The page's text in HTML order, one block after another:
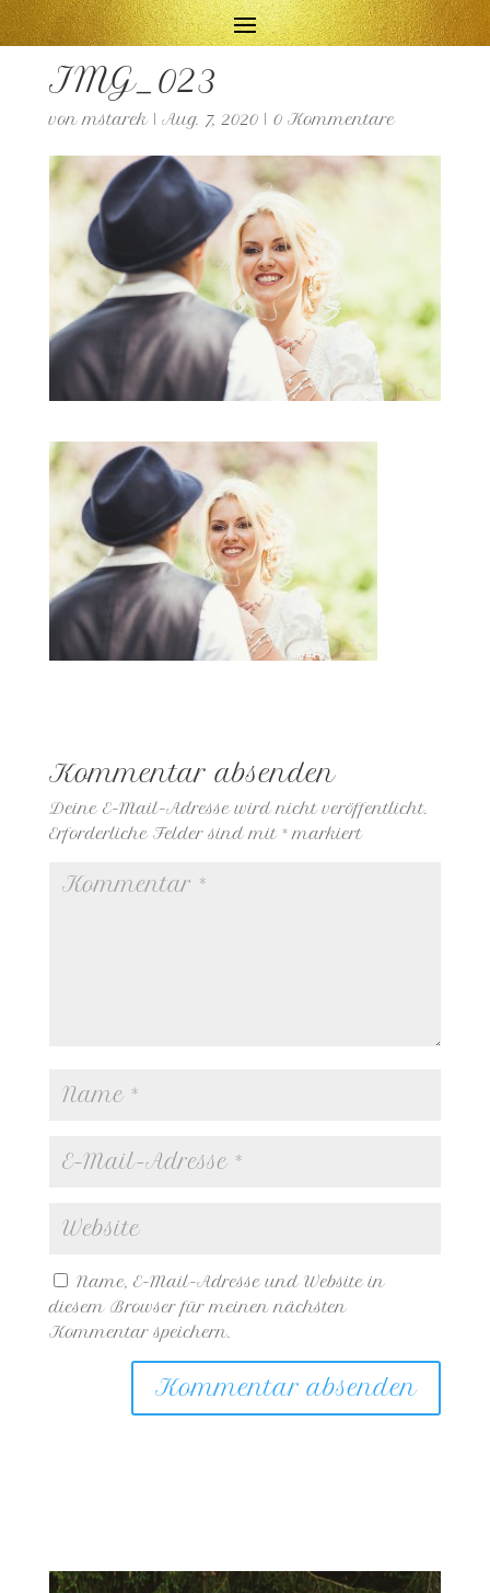
IMG_023
vonmstarek| Aug. 7, 2020| 0 Kommentare
Kommentar absenden
Deine E-Mail-Adresse wird nicht veröffentlicht.
Erforderliche Felder sind mit *markiert
Name, E-Mail-Adresse und Website in
diesem Browser für meinen nächsten
Kommentar speichern.